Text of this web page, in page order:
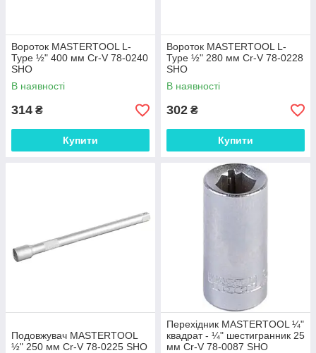
Вороток MASTERTOOL L-
Type ½" 400 мм Cr-V 78-0240
SHO
В наявності
314 ₴
Купити
Вороток MASTERTOOL L-
Type ½" 280 мм Cr-V 78-0228
SHO
В наявності
302 ₴
Купити
Подовжувач MASTERTOOL
½" 250 мм Cr-V 78-0225 SHO
Перехідник MASTERTOOL ¼"
квадрат - ¼" шестигранник 25
мм Cr-V 78-0087 SHO